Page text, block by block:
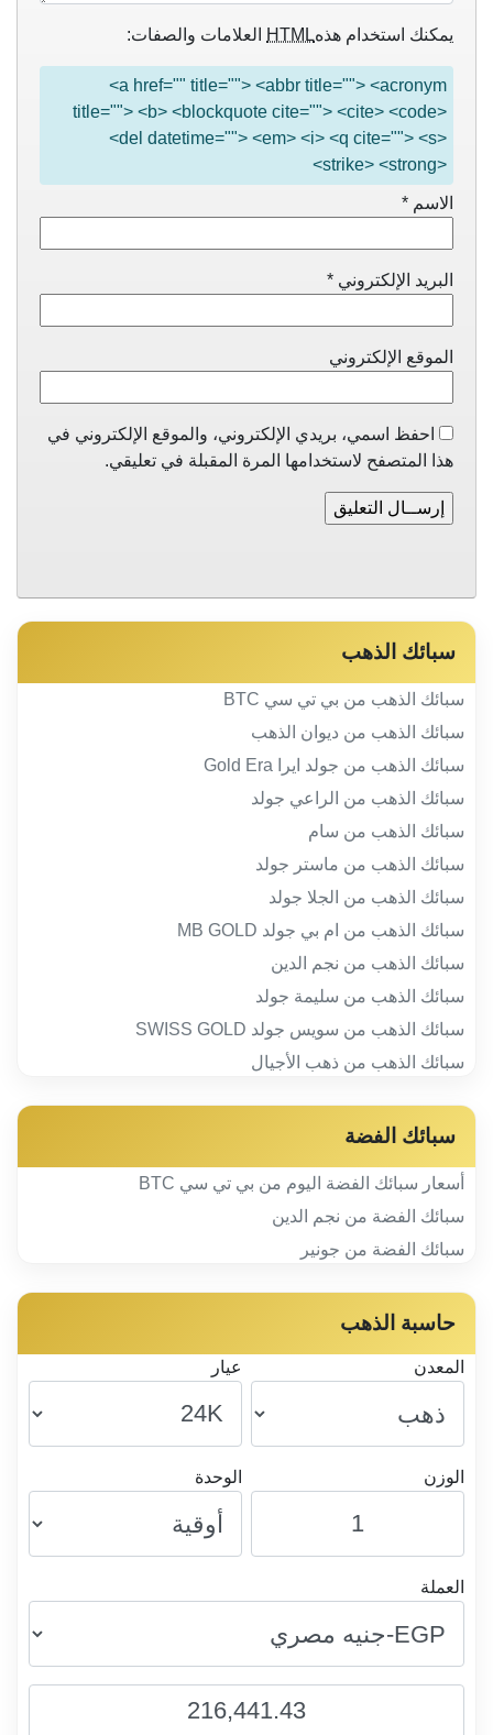
يمكنك استخدام هذهHTML العلامات والصفات:
<a href="" title=""> <abbr title=""> <acronym
title=""> <b> <blockquote cite=""> <cite> <code>
<del datetime=""> <em> <i> <q cite=""> <s>
<strike> <strong>
الاسم *
البريد الإلكتروني *
الموقع الإلكتروني
احفظ اسمي، بريدي الإلكتروني، والموقع الإلكتروني في
هذا المتصفح لاستخدامها المرة المقبلة في تعليقي.
سبائك الذهب
سبائك الذهب من بي تي سي BTC
سبائك الذهب من ديوان الذهب
سبائك الذهب من جولد ايرا Gold Era
سبائك الذهب من الراعي جولد
سبائك الذهب من سام
سبائك الذهب من ماستر جولد
سبائك الذهب من الجلا جولد
سبائك الذهب من ام بي جولد MB GOLD
سبائك الذهب من نجم الدين
سبائك الذهب من سليمة جولد
سبائك الذهب من سويس جولد SWISS GOLD
سبائك الذهب من ذهب الأجيال
سبائك الفضة
أسعار سبائك الفضة اليوم من بي تي سي BTC
سبائك الفضة من نجم الدين
سبائك الفضة من جونير
حاسبة الذهب
المعدن عيار
الوزن الوحدة
العملة
216,441.43